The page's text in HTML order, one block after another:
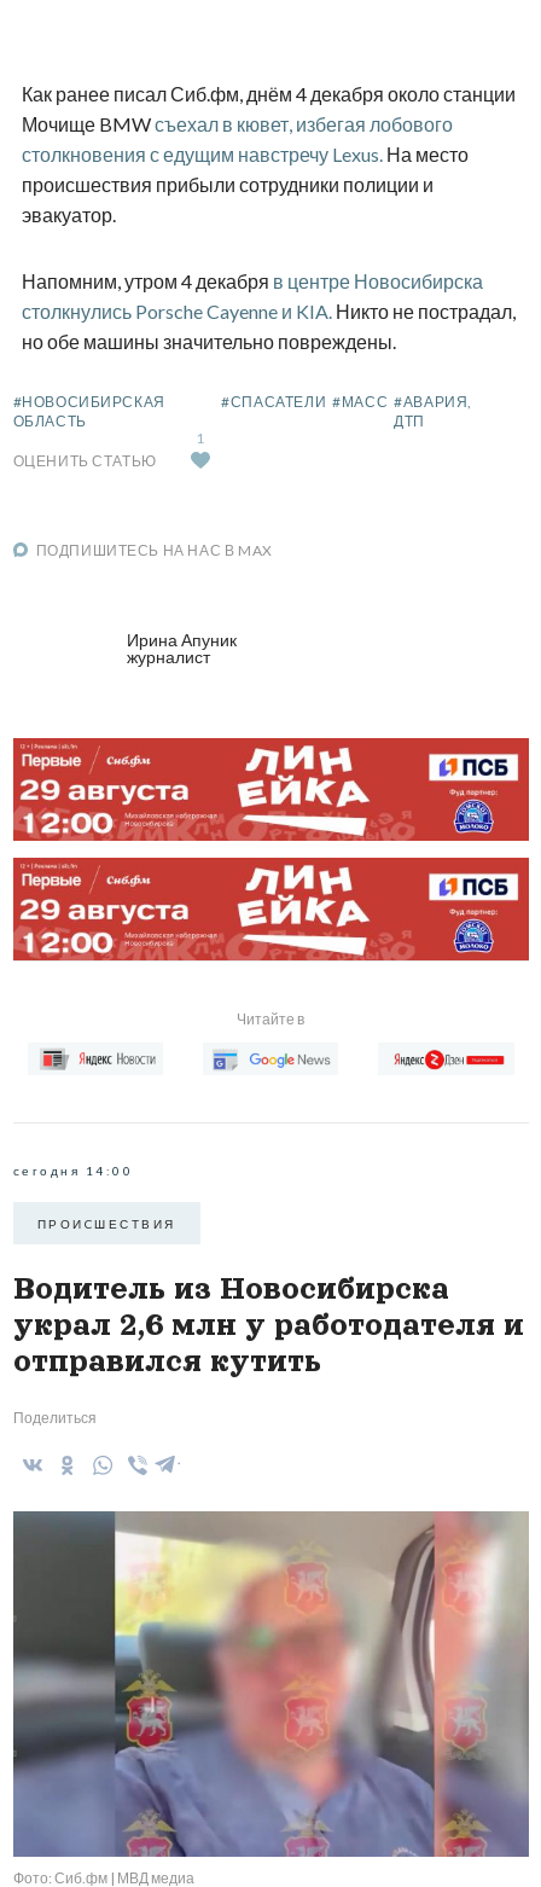
Как ранее писал Сиб.фм, днём 4 декабря около станции
Мочище BMWсъехал в кювет, избегая лобового
столкновения с едущим навстречу Lexus.На место
происшествия прибыли сотрудники полиции и
эвакуатор.
Напомним, утром 4 декабря в центре Новосибирска
столкнулись Porsche Cayenne и KIA.Никто не пострадал,
но обе машины значительно повреждены.
#НОВОСИБИРСКАЯ
ОБЛАСТЬ
#СПАСАТЕЛИ #МАСС #АВАРИЯ,
ДТП
ОЦЕНИТЬ СТАТЬЮ
1
ПОДПИШИТЕСЬ НА НАС В MAX
Ирина Апуник
журналист
Читайте в
сегодня 14:00
ПРОИCШЕСТВИЯ
Водитель из Новосибирска
украл 2,6 млн у работодателя и
отправился кутить
Поделиться
Фото: Сиб.фм | МВД медиа